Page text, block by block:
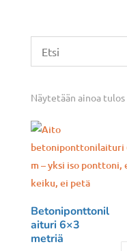
Näytetään ainoa tulos
Betoniponttonil
aituri 6×3
metriä